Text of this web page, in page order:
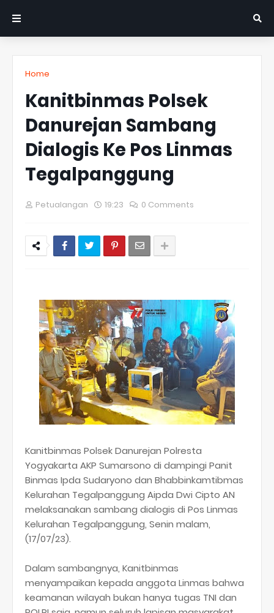
Home
Kanitbinmas Polsek
Danurejan Sambang
Dialogis Ke Pos Linmas
Tegalpanggung
Petualangan 19:23 0 Comments
Kanitbinmas Polsek Danurejan Polresta
Yogyakarta AKP Sumarsono di dampingi Panit
Binmas Ipda Sudaryono dan Bhabbinkamtibmas
Kelurahan Tegalpanggung Aipda Dwi Cipto AN
melaksanakan sambang dialogis di Pos Linmas
Kelurahan Tegalpanggung, Senin malam,
(17/07/23).
Dalam sambangnya, Kanitbinmas
menyampaikan kepada anggota Linmas bahwa
keamanan wilayah bukan hanya tugas TNI dan